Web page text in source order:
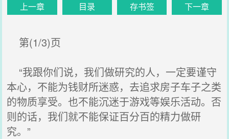
上一章 目录 存书签 下一章
第(1/3)页
“我跟你们说，我们做研究的人，一定要谨守
本心，不能为钱财所迷惑，去追求房子车子之类
的物质享受。也不能沉迷于游戏等娱乐活动。否
则的话，我们就不能保证百分百的精力做研
究。”